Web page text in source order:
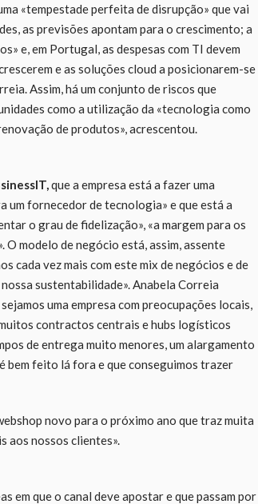
«tempestade perfeita de disrupção» que vai
as previsões apontam para o crescimento; a
e, em Portugal, as despesas com TI devem
e as soluções cloud a posicionarem-se
Assim, há um conjunto de riscos que
como a utilização da «tecnologia como
de produtos», acrescentou.
que a empresa está a fazer uma
fornecedor de tecnologia» e que está a
o grau de fidelização», «a margem para os
O modelo de negócio está, assim, assente
cada vez mais com este mix de negócios e de
sustentabilidade». Anabela Correia
uma empresa com preocupações locais,
contractos centrais e hubs logísticos
de entrega muito menores, um alargamento
bem feito lá fora e que conseguimos trazer
novo para o próximo ano que traz muita
aos nossos clientes».
em que o canal deve apostar e que passam por